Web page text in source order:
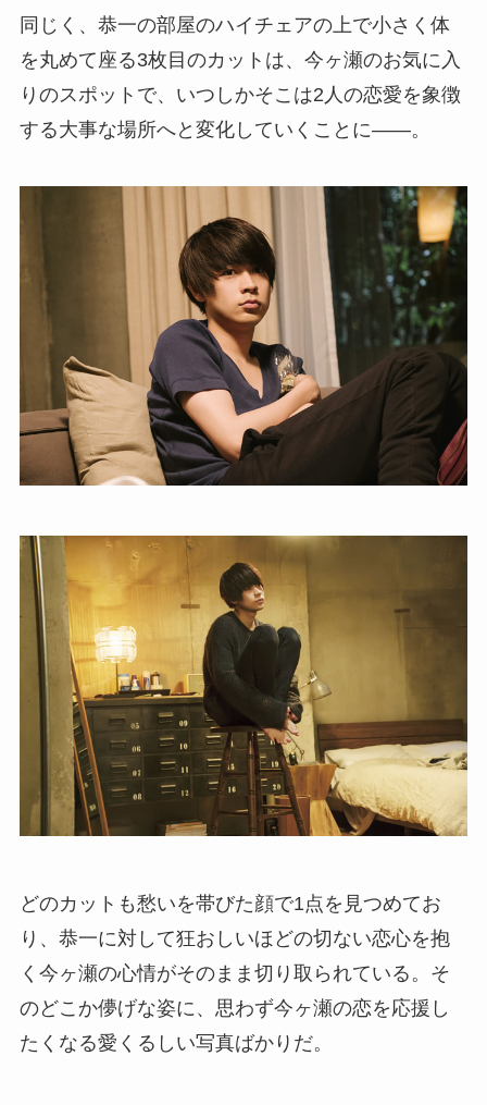
同じく、恭一の部屋のハイチェアの上で小さく体
を丸めて座る3枚目のカットは、今ヶ瀬のお気に入
りのスポットで、いつしかそこは2人の恋愛を象徴
する大事な場所へと変化していくことに――。
どのカットも愁いを帯びた顔で1点を見つめてお
り、恭一に対して狂おしいほどの切ない恋心を抱
く今ヶ瀬の心情がそのまま切り取られている。そ
のどこか儚げな姿に、思わず今ヶ瀬の恋を応援し
たくなる愛くるしい写真ばかりだ。